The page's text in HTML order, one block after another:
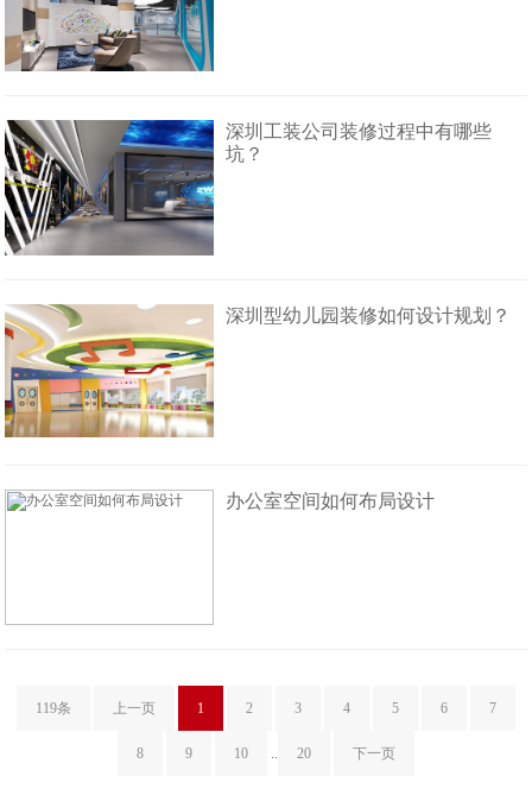
深圳工装公司装修过程中有哪些
坑？
深圳型幼儿园装修如何设计规划？
办公室空间如何布局设计
119条 上一页 1 2 3 4 5 6 7
8 9 10 .. 20 下一页